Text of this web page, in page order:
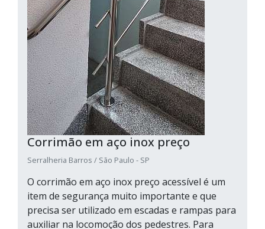
Corrimão em aço inox preço
Serralheria Barros / São Paulo - SP
O corrimão em aço inox preço acessível é um
item de segurança muito importante e que
precisa ser utilizado em escadas e rampas para
auxiliar na locomoção dos pedestres. Para